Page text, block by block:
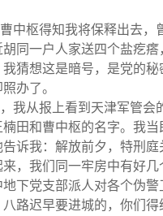
中枢得知我将保释出去，
同一户人家送四个盐疙瘩
猜想这是暗号，是党的秘
办了。
我从报上看到天津军管会
田和曹中枢的名字。我当
诉我：解放前夕，特刑庭
，我们同一牢房中有好几
下党支部派人对各个伪警
路迟早要进城的，你们得